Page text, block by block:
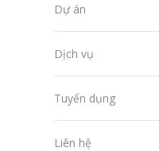
Dự án
Dịch vụ
Tuyển dụng
Liên hệ